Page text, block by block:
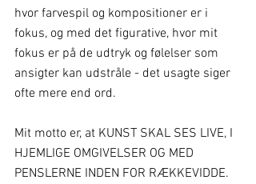
hvor farvespil og kompositioner er i
fokus, og med det figurative, hvor mit
fokus er på de udtryk og følelser som
ansigter kan udstråle - det usagte siger
ofte mere end ord.
Mit motto er, at KUNST SKAL SES LIVE, I
HJEMLIGE OMGIVELSER OG MED
PENSLERNE INDEN FOR RÆKKEVIDDE.